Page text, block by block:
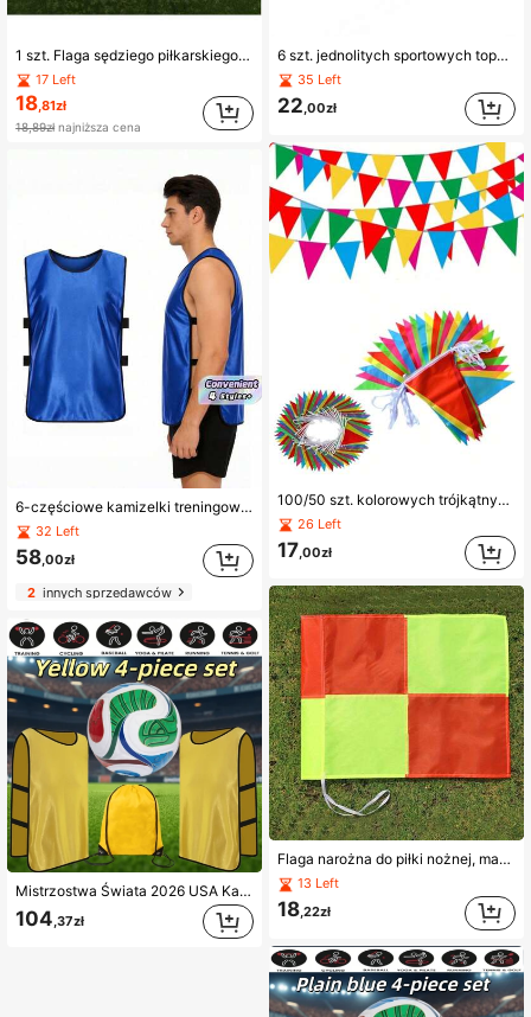
1 szt. Flaga sędziego piłkarskiego, flaga sygnalizacyjna kolejowa, narzędzie sportowe sędziego lekkoatletycznego, artykuły sędziowskie
17 Left
18 ,81zł
18,89zł najniższa cena
6-częściowe kamizelki treningowe do gry w scrimmage, numerowane koszulki treningowe, lekkie, szybkoschnące koszulki piłkarskie do koszykówki, futbolu amerykańskiego, rugby, baseballu i innych treningów drużynowych
32 Left
58,00zł
2innych sprzedawców
Mistrzostwa Świata 2026 USA Kanada Meksyk, 4-w-1 zestaw treningowy do piłki nożnej – oddychający, szybkoschnący komplet drużynowy z piłką i torbą do przechowywania, treningowy top do piłki nożnej z piłką i worek ze sznurkiem, odpowiedni dla dorosłych i młodzieży do sportów piłkarskich
104 ,37zł
6 szt. jednolitych sportowych topów na ramiączkach, odpowiednich do treningów na Mistrzostwa Świata, do zawodów, piłki nożnej, koszykówki, rugby i innych sportów. Lekkie, szybkoschnące topy treningowe. Odpowiednie dla drużyn sportowych, klubów, integracji zespołowej i działań promocyjnych. Rozmiary młodzieżowe odpowiednie również dla dorosłych/mundury piłkarskie.
35 Left
22,00zł
100/50 szt. kolorowych trójkątnych girland flagowych, żywe dekoracje imprezowe, idealne na urodziny, ślub, zakończenie szkoły, świętowanie i różne wydarzenia, odpowiednie do dekoracji przyjęcia urodzinowego, zakończenia szkoły, Halloween i Bożego Narodzenia
26 Left
17 ,00zł
Flaga narożna do piłki nożnej, marker do wydarzeń sportowych, podstawa słupka przeszkody (flaga zamienna bez słupka), może być używana do wyznaczania granic, oznaczania obszarów rzutów rożnych, pomoc w sędziowaniu
13 Left
18,22zł